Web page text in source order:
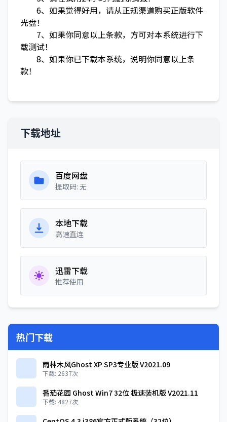
6、如果觉得好用，请从正规渠道购买正版软件
光盘！
7、如果你同意以上条款，方可对本系统进行下
载测试！
8、如果你已下载本系统，说明你同意以上条
款！
下载地址
百度网盘
提取码: 无
本地下载
高速直连
迅雷下载
推荐使用
热门下载
雨林木风Ghost XP SP3专业版 V2021.09
下载: 2637次
番茄花园 Ghost Win7 32位 极速装机版 V2021.11
下载: 4827次